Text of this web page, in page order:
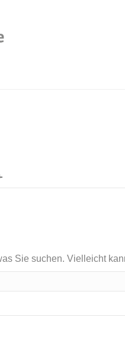
Sie suchen. Vielleicht